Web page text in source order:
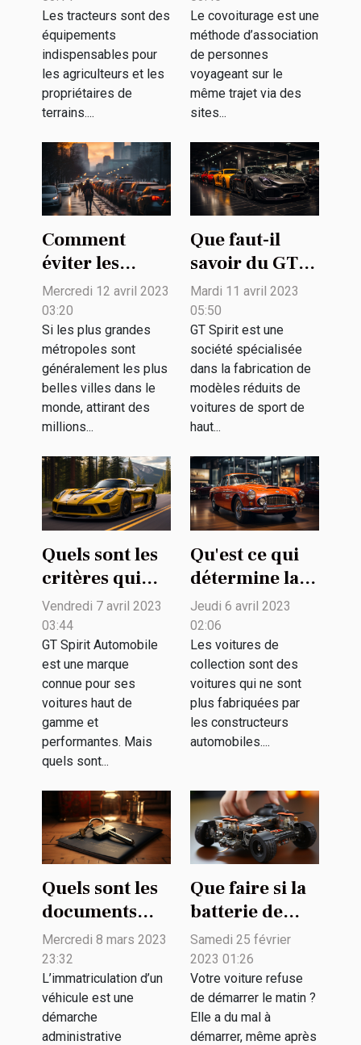
d’un tracteur ?
Les tracteurs sont des
équipements
indispensables pour
les agriculteurs et les
propriétaires de
terrains....
Le covoiturage est une
méthode d’association
de personnes
voyageant sur le
même trajet via des
sites...
Comment
éviter les
bouchons dans
le trafic des
grandes villes
?
Mercredi 12 avril 2023
03:20
Si les plus grandes
métropoles sont
généralement les plus
belles villes dans le
monde, attirant des
millions...
Que faut-il
savoir du GT
Spirit sur sa
passion pour
les voitures
d'exception ?
Mardi 11 avril 2023
05:50
GT Spirit est une
société spécialisée
dans la fabrication de
modèles réduits de
voitures de sport de
haut...
Quels sont les
critères qui
déterminent
un bon
véhicule GT
Spirit
Automobile ?
Vendredi 7 avril 2023
03:44
GT Spirit Automobile
est une marque
connue pour ses
voitures haut de
gamme et
performantes. Mais
quels sont...
Qu'est ce qui
détermine la
valeur d'une
voiture de
collection ?
Jeudi 6 avril 2023
02:06
Les voitures de
collection sont des
voitures qui ne sont
plus fabriquées par
les constructeurs
automobiles....
Quels sont les
documents
pour
immatriculer
un véhicule
allemand en
France ?
Mercredi 8 mars 2023
23:32
L’immatriculation d’un
véhicule est une
démarche
administrative
Que faire si la
batterie de
votre
hoverboard ne
tient plus la
charge ?
Samedi 25 février
2023 01:26
Votre voiture refuse
de démarrer le matin ?
Elle a du mal à
démarrer, même après